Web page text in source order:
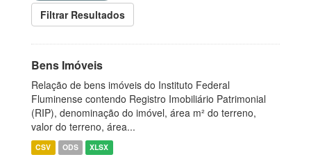
Filtrar Resultados
Bens Imóveis
Relação de bens imóveis do Instituto Federal
Fluminense contendo Registro Imobiliário Patrimonial
(RIP), denominação do imóvel, área m² do terreno,
valor do terreno, área...
CSV ODS XLSX